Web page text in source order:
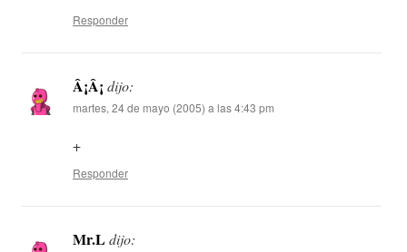
Responder
Â¡Â¡ dijo:
martes, 24 de mayo (2005) a las 4:43 pm
+
Responder
Mr.Ldijo: